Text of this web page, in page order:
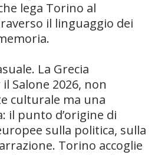
lega Torino al
il linguaggio dei
La Grecia
Salone 2026, non
culturale ma una
il punto d’origine di
sulla politica, sulla
Torino accoglie